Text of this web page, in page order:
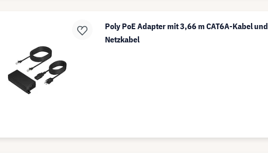
Poly PoE Adapter mit 3,66 m CAT6A-Kabel und
Netzkabel